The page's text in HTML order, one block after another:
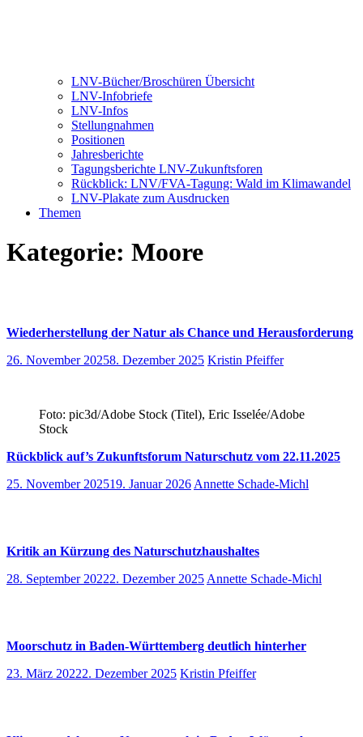
LNV-Bücher/Broschüren Übersicht
LNV-Infobriefe
LNV-Infos
Stellungnahmen
Positionen
Jahresberichte
Tagungsberichte LNV-Zukunftsforen
Rückblick: LNV/FVA-Tagung: Wald im Klimawandel
LNV-Plakate zum Ausdrucken
Themen
Kategorie: Moore
Wiederherstellung der Natur als Chance und Herausforderung
26. November 20258. Dezember 2025 Kristin Pfeiffer
Foto: pic3d/Adobe Stock (Titel), Eric Isselée/Adobe
Stock
Rückblick auf’s Zukunftsforum Naturschutz vom 22.11.2025
25. November 202519. Januar 2026 Annette Schade-Michl
Kritik an Kürzung des Naturschutzhaushaltes
28. September 20222. Dezember 2025 Annette Schade-Michl
Moorschutz in Baden-Württemberg deutlich hinterher
23. März 20222. Dezember 2025 Kristin Pfeiffer